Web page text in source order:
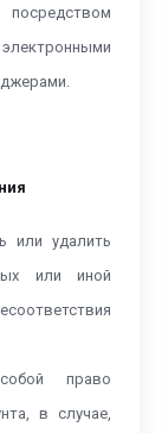
посредством
или удалить
или иной
право
в случае,